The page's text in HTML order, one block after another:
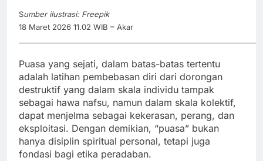
Sumber ilustrasi: Freepik
18 Maret 2026 11.02 WIB – Akar
Puasa yang sejati, dalam batas-batas tertentu
adalah latihan pembebasan diri dari dorongan
destruktif yang dalam skala individu tampak
sebagai hawa nafsu, namun dalam skala kolektif,
dapat menjelma sebagai kekerasan, perang, dan
eksploitasi. Dengan demikian, “puasa” bukan
hanya disiplin spiritual personal, tetapi juga
fondasi bagi etika peradaban.